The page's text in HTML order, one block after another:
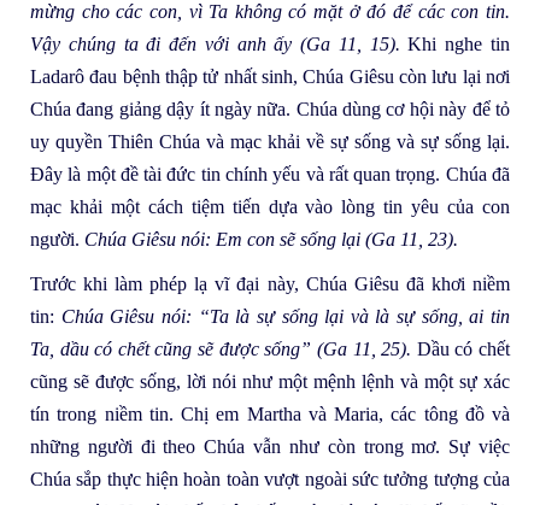
mừng cho các con, vì Ta không có mặt ở đó để các con tin.
Vậy chúng ta đi đến với anh ấy (Ga 11, 15).Khi nghe tin
Ladarô đau bệnh thập tử nhất sinh, Chúa Giêsu còn lưu lại nơi
Chúa đang giảng dậy ít ngày nữa. Chúa dùng cơ hội này để tỏ
uy quyền Thiên Chúa và mạc khải về sự sống và sự sống lại.
Đây là một đề tài đức tin chính yếu và rất quan trọng. Chúa đã
mạc khải một cách tiệm tiến dựa vào lòng tin yêu của con
người. Chúa Giêsu nói: Em con sẽ sống lại (Ga 11, 23).
Trước khi làm phép lạ vĩ đại này, Chúa Giêsu đã khơi niềm
tin: Chúa Giêsu nói: “Ta là sự sống lại và là sự sống, ai tin
Ta, dầu có chết cũng sẽ được sống” (Ga 11, 25). Dầu có chết
cũng sẽ được sống, lời nói như một mệnh lệnh và một sự xác
tín trong niềm tin. Chị em Martha và Maria, các tông đồ và
những người đi theo Chúa vẫn như còn trong mơ. Sự việc
Chúa sắp thực hiện hoàn toàn vượt ngoài sức tưởng tượng của